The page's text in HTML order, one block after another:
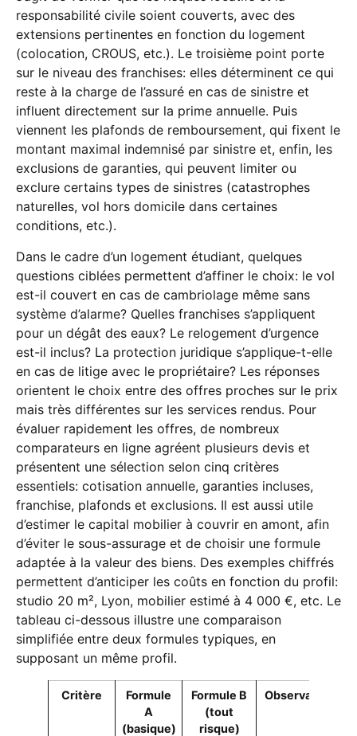
responsabilité civile soient couverts, avec des
extensions pertinentes en fonction du logement
(colocation, CROUS, etc.). Le troisième point porte
sur le niveau des franchises: elles déterminent ce qui
reste à la charge de l’assuré en cas de sinistre et
influent directement sur la prime annuelle. Puis
viennent les plafonds de remboursement, qui fixent le
montant maximal indemnisé par sinistre et, enfin, les
exclusions de garanties, qui peuvent limiter ou
exclure certains types de sinistres (catastrophes
naturelles, vol hors domicile dans certaines
conditions, etc.).
Dans le cadre d’un logement étudiant, quelques
questions ciblées permettent d’affiner le choix: le vol
est-il couvert en cas de cambriolage même sans
système d’alarme? Quelles franchises s’appliquent
pour un dégât des eaux? Le relogement d’urgence
est-il inclus? La protection juridique s’applique-t-elle
en cas de litige avec le propriétaire? Les réponses
orientent le choix entre des offres proches sur le prix
mais très différentes sur les services rendus. Pour
évaluer rapidement les offres, de nombreux
comparateurs en ligne agréent plusieurs devis et
présentent une sélection selon cinq critères
essentiels: cotisation annuelle, garanties incluses,
franchise, plafonds et exclusions. Il est aussi utile
d’estimer le capital mobilier à couvrir en amont, afin
d’éviter le sous-assurage et de choisir une formule
adaptée à la valeur des biens. Des exemples chiffrés
permettent d’anticiper les coûts en fonction du profil:
studio 20 m², Lyon, mobilier estimé à 4 000 €, etc. Le
tableau ci-dessous illustre une comparaison
simplifiée entre deux formules typiques, en
supposant un même profil.
Critère
Formule
A
(basique)
Formule B
(tout
risque)
Observation